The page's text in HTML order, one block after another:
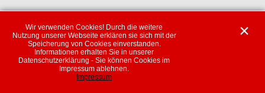
Wir verwenden Cookies! Durch die weitere
Nutzung unserer Webseite erklären sie sich mit der
Speicherung von Cookies einverstanden.
Informationen erhalten Sie in unserer
Datenschutzerklärung - Sie können Cookies im
Impressum ablehnen.
Impressum